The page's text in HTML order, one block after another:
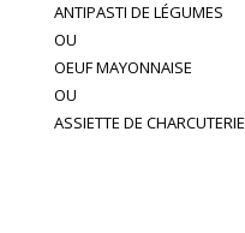
ANTIPASTI DE LÉGUMES
OU
OEUF MAYONNAISE
OU
ASSIETTE DE CHARCUTERIE